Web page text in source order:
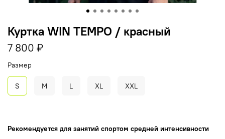
Куртка WIN TEMPO / красный
7 800 ₽
Размер
S M L XL XXL
Рекомендуется для занятий спортом средней интенсивности